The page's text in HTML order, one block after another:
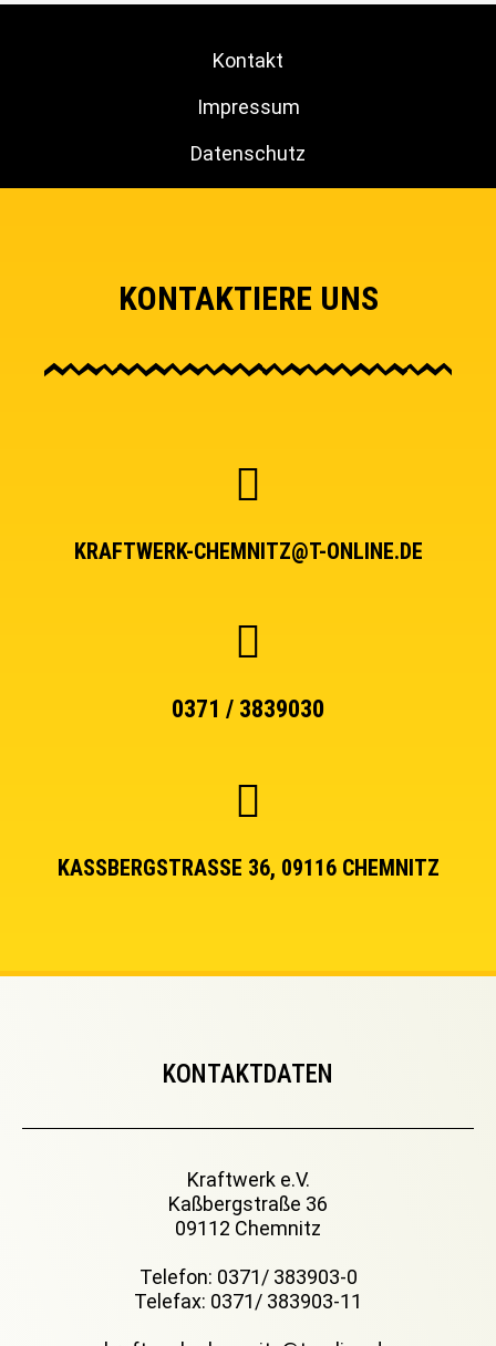
Kontakt
Impressum
Datenschutz
KONTAKTIERE UNS
KRAFTWERK-CHEMNITZ@T-ONLINE.DE
0371 / 3839030
KASSBERGSTRASSE 36, 09116 CHEMNITZ
KONTAKTDATEN
Kraftwerk e.V.
Kaßbergstraße 36
09112 Chemnitz
Telefon: 0371/ 383903-0
Telefax: 0371/ 383903-11